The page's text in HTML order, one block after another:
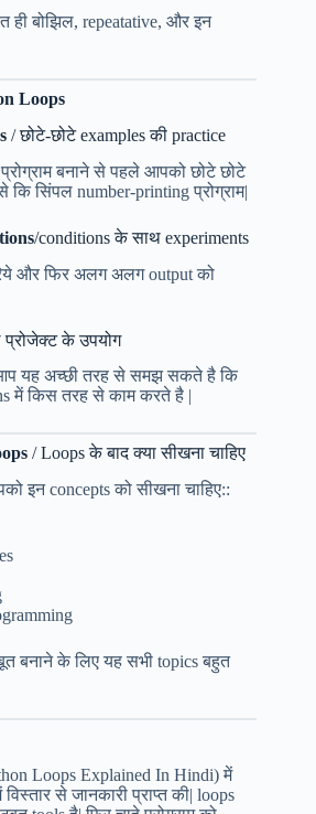
ही बोझिल, repeatative, और इन
Loops
/ छोटे-छोटे examples की practice
बनाने से पहले आपको छोटे छोटे
कि सिंपल number-printing प्रोग्राम|
/conditions के साथ experiments
और फिर अलग अलग output को
प्रोजेक्ट के उपयोग
यह अच्छी तरह से समझ सकते है कि
में किस तरह से काम करते है |
/ Loops के बाद क्या सीखना चाहिए
इन concepts को सीखना चाहिए::
बनाने के लिए यह सभी topics बहुत
Loops Explained In Hindi) में
से जानकारी प्राप्त की| loops